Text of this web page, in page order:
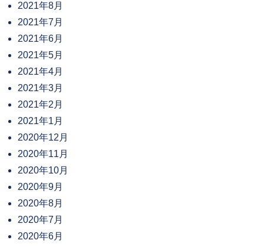
2021年8月
2021年7月
2021年6月
2021年5月
2021年4月
2021年3月
2021年2月
2021年1月
2020年12月
2020年11月
2020年10月
2020年9月
2020年8月
2020年7月
2020年6月